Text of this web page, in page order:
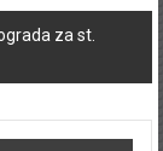
za st.